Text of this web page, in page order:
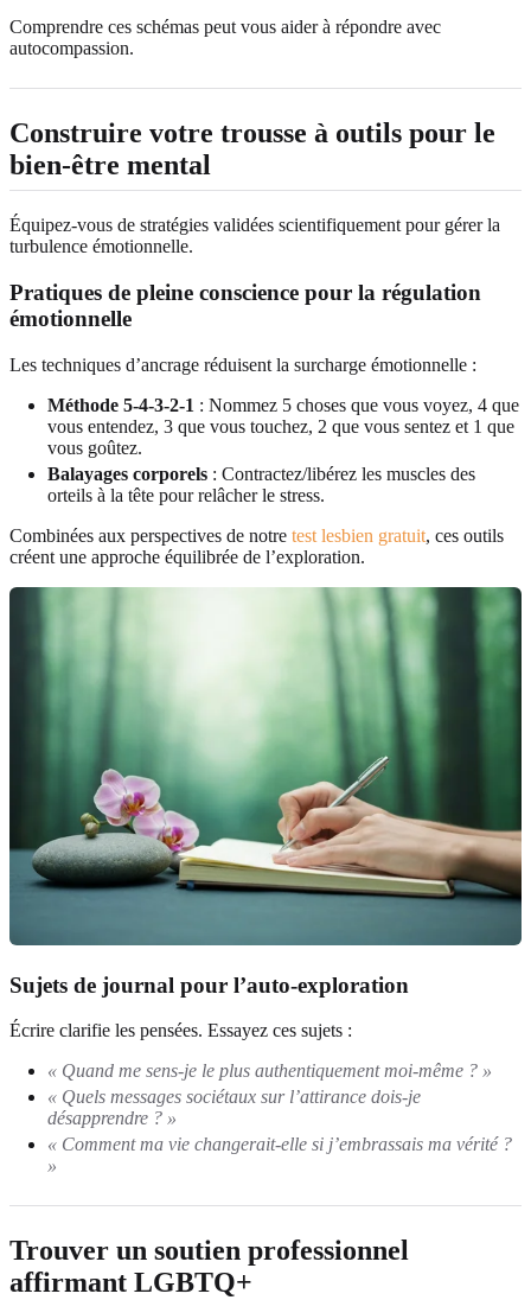
Comprendre ces schémas peut vous aider à répondre avec
autocompassion.
Construire votre trousse à outils pour le
bien-être mental
Équipez-vous de stratégies validées scientifiquement pour gérer la
turbulence émotionnelle.
Pratiques de pleine conscience pour la régulation
émotionnelle
Les techniques d’ancrage réduisent la surcharge émotionnelle :
Méthode 5-4-3-2-1 : Nommez 5 choses que vous voyez, 4 que
vous entendez, 3 que vous touchez, 2 que vous sentez et 1 que
vous goûtez.
Balayages corporels : Contractez/libérez les muscles des
orteils à la tête pour relâcher le stress.
Combinées aux perspectives de notre test lesbien gratuit, ces outils
créent une approche équilibrée de l’exploration.
Sujets de journal pour l’auto-exploration
Écrire clarifie les pensées. Essayez ces sujets :
« Quand me sens-je le plus authentiquement moi-même ? »
« Quels messages sociétaux sur l’attirance dois-je
désapprendre ? »
« Comment ma vie changerait-elle si j’embrassais ma vérité ?
»
Trouver un soutien professionnel
affirmant LGBTQ+